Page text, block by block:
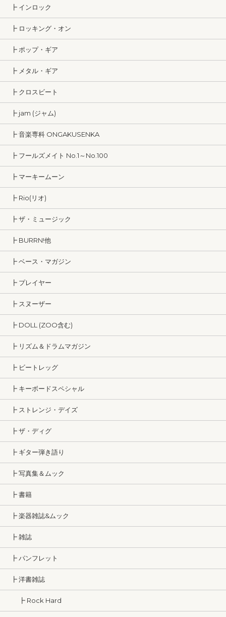
┣ インロック
┣ ロッキング・オン
┣ ポップ・ギア
┣ メタル・ギア
┣ クロスビート
┣ jam (ジャム)
┣ 音楽専科 ONGAKUSENKA
┣ フールズメイト No.1～No.100
┣ マーキームーン
┣ Rio(リオ)
┣ ザ・ミュージック
┣ BURRN!他
┣ ベース・マガジン
┣ プレイヤー
┣ スヌーザー
┣ DOLL (ZOO含む)
┣ リズム＆ドラムマガジン
┣ ビートレッグ
┣ キーボードスペシャル
┣ ストレンジ・デイズ
┣ ザ・ディグ
┣ ギター弾き語り
┣ 写真集＆ムック
┣ 書籍
┣ 楽器雑誌&ムック
┣ 雑誌
┣ パンフレット
┣ 洋書雑誌
┣ Rock Hard